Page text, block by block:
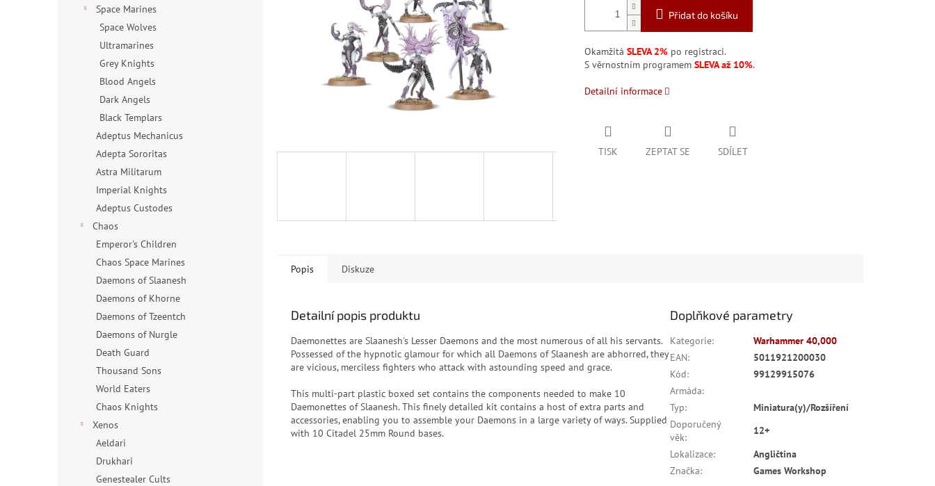
Space Marines
Space Wolves
Ultramarines
Grey Knights
Blood Angels
Dark Angels
Black Templars
Adeptus Mechanicus
Adepta Sororitas
Astra Militarum
Imperial Knights
Adeptus Custodes
Chaos
Emperor's Children
Chaos Space Marines
Daemons of Slaanesh
Daemons of Khorne
Daemons of Tzeentch
Daemons of Nurgle
Death Guard
Thousand Sons
World Eaters
Chaos Knights
Xenos
Aeldari
Drukhari
Genestealer Cults
Přidat do košíku
Okamžitá SLEVA 2%po registraci.
S věrnostním programem SLEVA až 10%.
Detailní informace
TISK ZEPTAT SE SDÍLET
Popis Diskuze
Detailní popis produktu
Daemonettes are Slaanesh's Lesser Daemons and the most numerous of all his servants.
Possessed of the hypnotic glamour for which all Daemons of Slaanesh are abhorred, they
are vicious, merciless fighters who attack with astounding speed and grace.
This multi-part plastic boxed set contains the components needed to make 10
Daemonettes of Slaanesh. This finely detailed kit contains a host of extra parts and
accessories, enabling you to assemble your Daemons in a large variety of ways. Supplied
with 10 Citadel 25mm Round bases.
Doplňkové parametry
Kategorie:
Warhammer 40,000
EAN:
5011921200030
Kód:
99129915076
Armáda:
Typ:
Miniatura(y)/Rozšíření
Doporučený
věk:
12+
Lokalizace:
Angličtina
Značka: Games Workshop